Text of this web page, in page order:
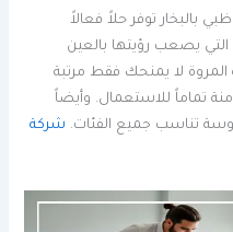
بالبخار توفر حلاً فعالاً
يصعب رؤيتها بالعين
المروة لا يمنحك فقط مرتبة
تماماً للاستعمال. وأيضاً
تناسب جميع الفئات. شركة